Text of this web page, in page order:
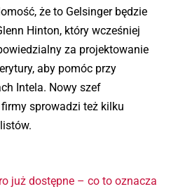
że to Gelsinger będzie
Hinton, który wcześniej
za projektowanie
aby pomóc przy
Intela. Nowy szef
sprowadzi też kilku
już dostępne – co to oznacza